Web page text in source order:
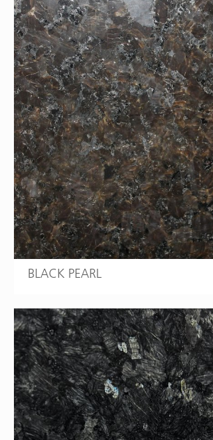
BLACK PEARL